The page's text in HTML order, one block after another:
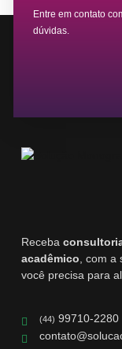
Entre em contato
dúvidas.
Receba
acadêmico , com
você precisa para
(44) 99710-2280